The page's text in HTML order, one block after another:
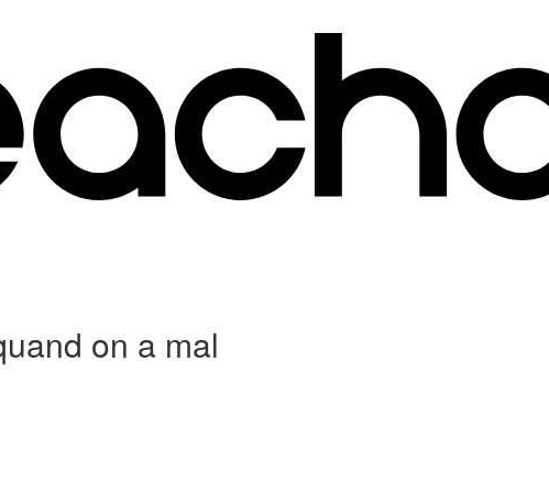
on a mal